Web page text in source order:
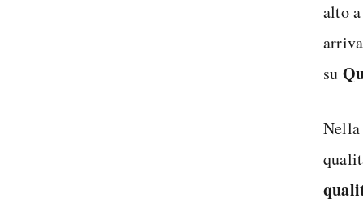
alto
su
Nella